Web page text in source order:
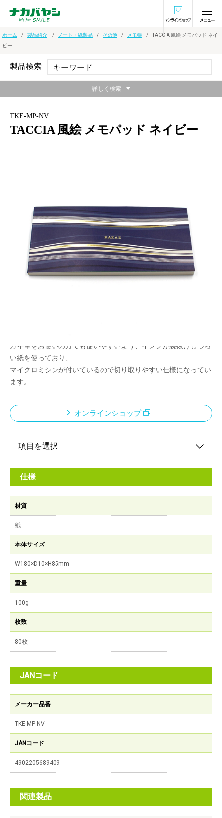
オンラインショ
ホーム 製品紹介 ノート・紙製品 その他 メモ帳
TACCIA 風絵 メモパッド ネイ
ビー
TKE-MP-NV
TACCIA 風絵 メモパッド ネイビー
メモやちょっとしたメッセージ、ミニレターなど
さまざまなシーンで使えるマルチメモパッド
メーカー希望小売価格：
¥680+ 税
万年筆をお使いの方でも使いやすいよう、インクが裏抜けしづら
い紙を使っており、
マイクロミシンが付いているので切り取りやすい仕様になってい
ます。
オンラインショップ
仕様
材質
紙
本体サイズ
W180×D10×H85mm
重量
100g
枚数
80枚
JANコード
メーカー品番
TKE-MP-NV
JANコード
4902205689409
関連製品
製品検索
詳しく検索